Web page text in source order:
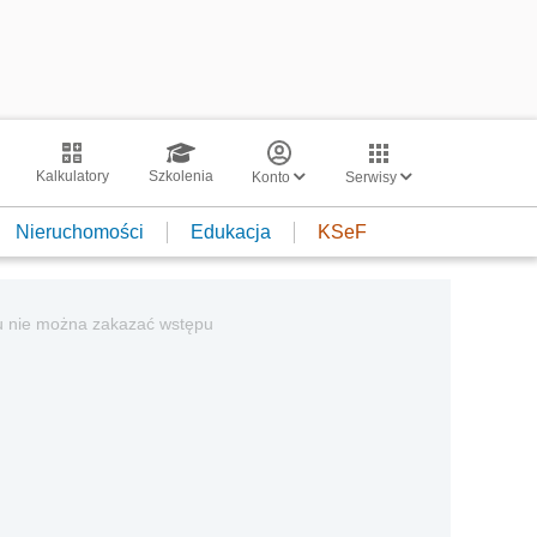
Kalkulatory Szkolenia Konto Serwisy
Nieruchomości Edukacja KSeF
nie można zakazać wstępu